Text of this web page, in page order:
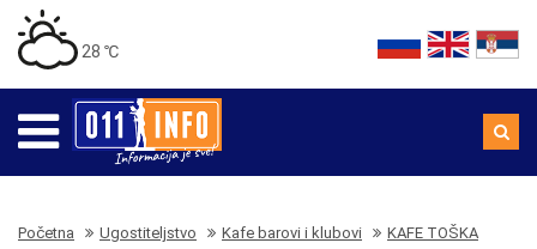
28 ℃
Početna Ugostiteljstvo Kafe barovi i klubovi KAFE TOŠKA